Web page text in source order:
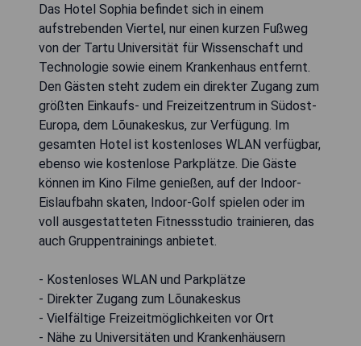
Das Hotel Sophia befindet sich in einem
aufstrebenden Viertel, nur einen kurzen Fußweg
von der Tartu Universität für Wissenschaft und
Technologie sowie einem Krankenhaus entfernt.
Den Gästen steht zudem ein direkter Zugang zum
größten Einkaufs- und Freizeitzentrum in Südost-
Europa, dem Lõunakeskus, zur Verfügung. Im
gesamten Hotel ist kostenloses WLAN verfügbar,
ebenso wie kostenlose Parkplätze. Die Gäste
können im Kino Filme genießen, auf der Indoor-
Eislaufbahn skaten, Indoor-Golf spielen oder im
voll ausgestatteten Fitnessstudio trainieren, das
auch Gruppentrainings anbietet.
- Kostenloses WLAN und Parkplätze
- Direkter Zugang zum Lõunakeskus
- Vielfältige Freizeitmöglichkeiten vor Ort
- Nähe zu Universitäten und Krankenhäusern